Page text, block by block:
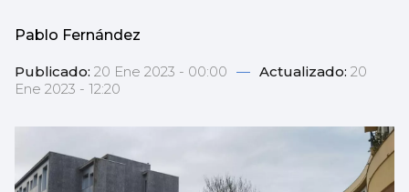
Pablo Fernández
Publicado: 20 Ene 2023 - 00:00 — Actualizado: 20
Ene 2023 - 12:20